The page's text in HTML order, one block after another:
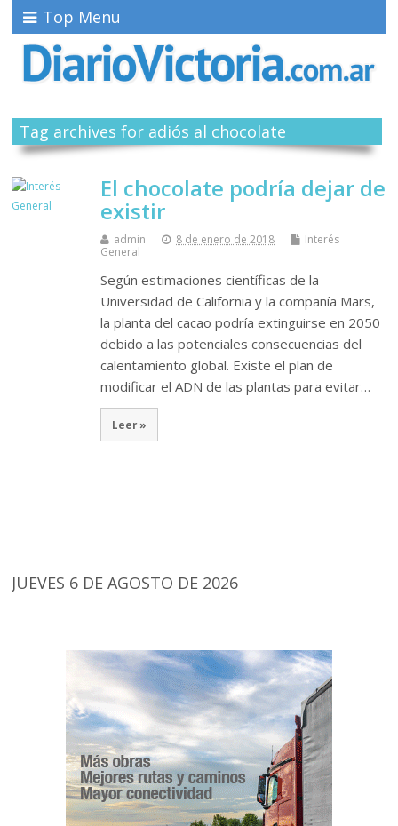
Top Menu
Tag archives for adiós al chocolate
El chocolate podría dejar de
existir
admin 8 de enero de 2018
Interés
General
Según estimaciones científicas de la
Universidad de California y la compañía Mars,
la planta del cacao podría extinguirse en 2050
debido a las potenciales consecuencias del
calentamiento global. Existe el plan de
modificar el ADN de las plantas para evitar…
Leer »
JUEVES 6 DE AGOSTO DE 2026